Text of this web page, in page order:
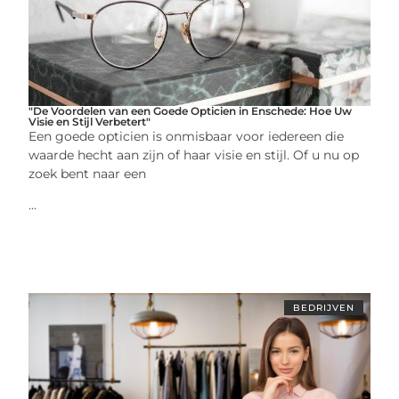
"De Voordelen van een Goede Opticien in Enschede: Hoe Uw
Visie en Stijl Verbetert"
Een goede opticien is onmisbaar voor iedereen die
waarde hecht aan zijn of haar visie en stijl. Of u nu op
zoek bent naar een
...
BEDRIJVEN